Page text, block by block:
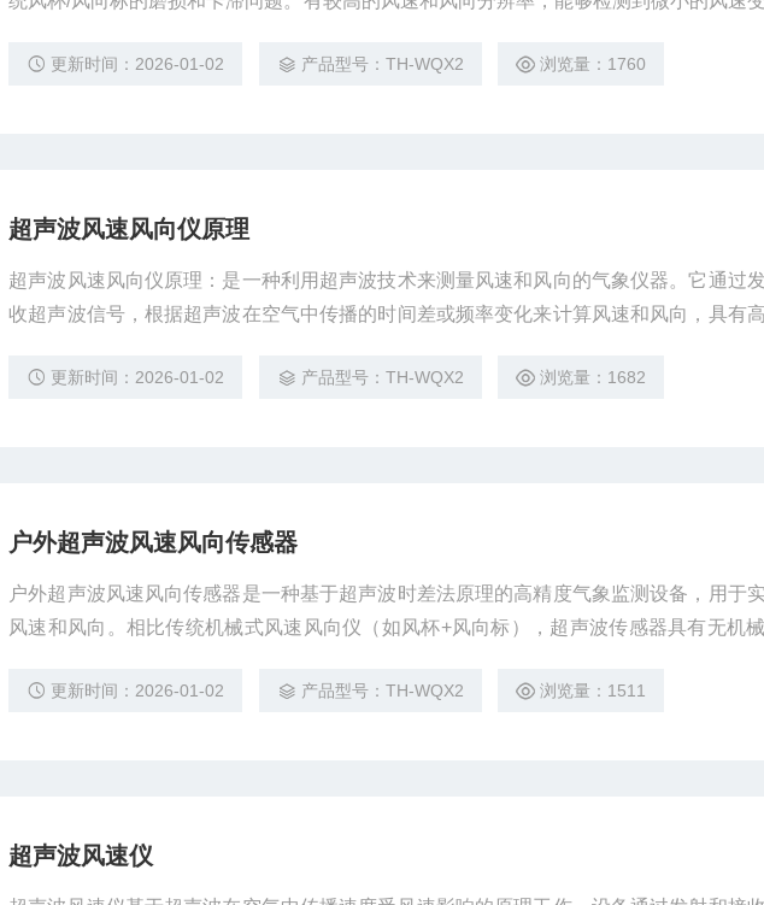
气象保障等，具有重要意义。
更新时间：2026-01-02 产品型号：TH-WQX2 浏览量：1760
超声波风速风向仪原理
超声波风速风向仪原理：是一种利用超声波技术来测量风速和风向的气象仪器。它通过
收超声波信号，根据超声波在空气中传播的时间差或频率变化来计算风速和风向，具有
农业、能源等多个领域。
更新时间：2026-01-02 产品型号：TH-WQX2 浏览量：1682
户外超声波风速风向传感器
户外超声波风速风向传感器是一种基于超声波时差法原理的高精度气象监测设备，用于
风速和风向。相比传统机械式风速风向仪（如风杯+风向标），超声波传感器具有无机
态等领域。
更新时间：2026-01-02 产品型号：TH-WQX2 浏览量：1511
超声波风速仪